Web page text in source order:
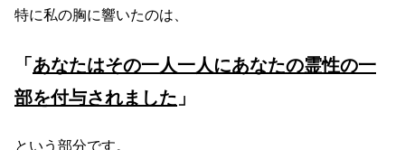
特に私の胸に響いたのは、
「 あなたはその一人一人にあなたの霊性の一
部を付与されました 」
という部分です。